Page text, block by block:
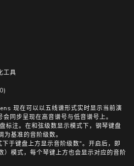
工具
现在可以以五线谱形式实时显示当前演
同步呈现在高音谱号与低音谱号上。
标注。在和弦级数显示模式下，钢琴键盘
为基准的音阶级数。
于键盘上方显示音阶级数"。开启后，即
）模式，每个琴键上方也会显示对应的音阶